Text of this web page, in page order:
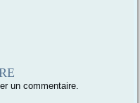
un commentaire.